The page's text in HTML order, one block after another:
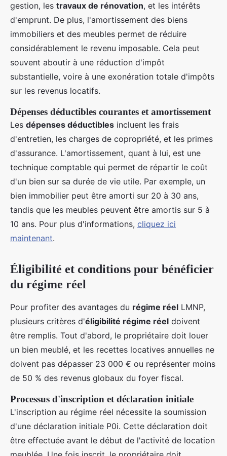
gestion, les travaux de rénovation, et les intérêts
d'emprunt. De plus, l'amortissement des biens
immobiliers et des meubles permet de réduire
considérablement le revenu imposable. Cela peut
souvent aboutir à une réduction d'impôt
substantielle, voire à une exonération totale d'impôts
sur les revenus locatifs.
Dépenses déductibles courantes et amortissement
Les dépenses déductibles incluent les frais
d'entretien, les charges de copropriété, et les primes
d'assurance. L'amortissement, quant à lui, est une
technique comptable qui permet de répartir le coût
d'un bien sur sa durée de vie utile. Par exemple, un
bien immobilier peut être amorti sur 20 à 30 ans,
tandis que les meubles peuvent être amortis sur 5 à
10 ans. Pour plus d'informations, cliquez ici
maintenant.
Éligibilité et conditions pour bénéficier
du régime réel
Pour profiter des avantages du régime réel LMNP,
plusieurs critères d'éligibilité régime réel doivent
être remplis. Tout d'abord, le propriétaire doit louer
un bien meublé, et les recettes locatives annuelles ne
doivent pas dépasser 23 000 € ou représenter moins
de 50 % des revenus globaux du foyer fiscal.
Processus d'inscription et déclaration initiale
L'inscription au régime réel nécessite la soumission
d'une déclaration initiale P0i. Cette déclaration doit
être effectuée avant le début de l'activité de location